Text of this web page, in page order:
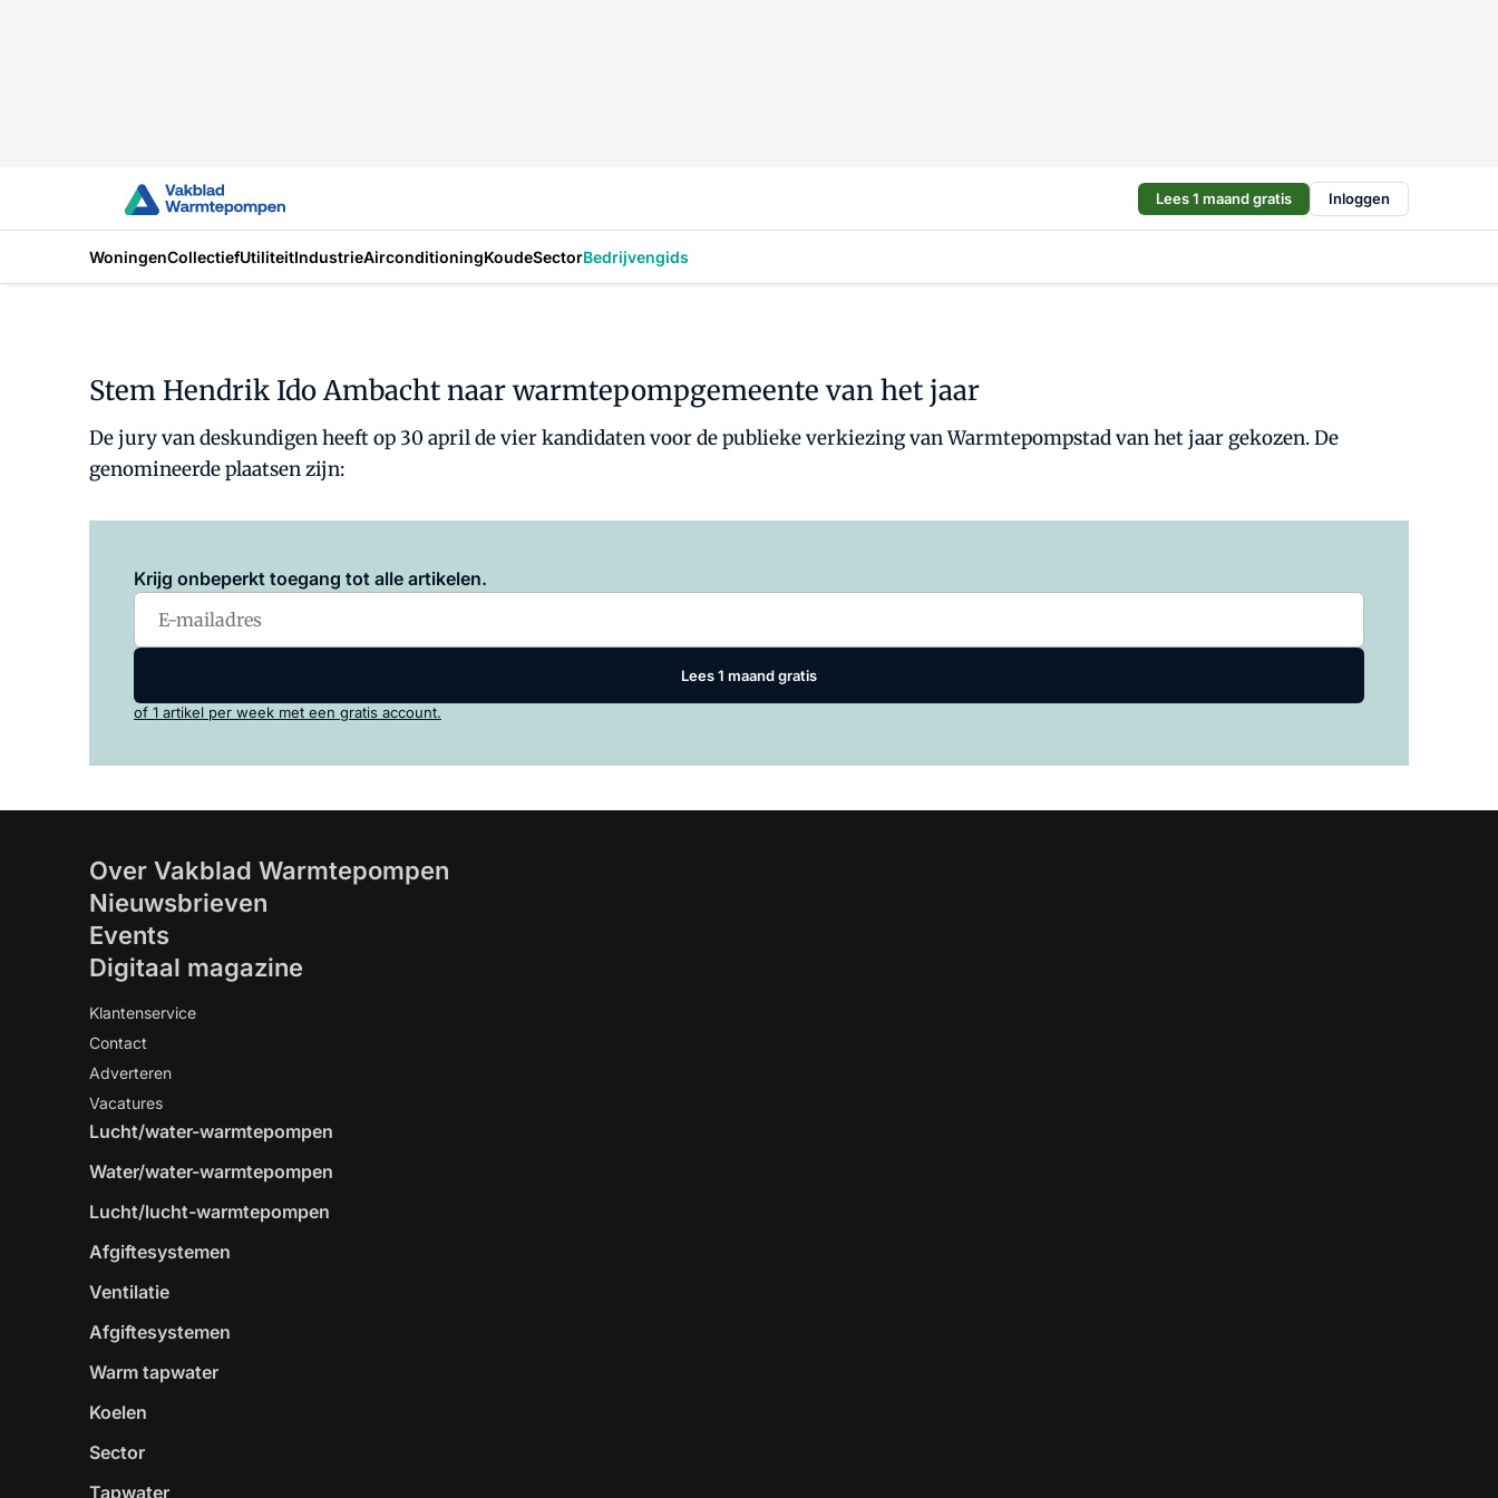
Lees 1 maand gratis Inloggen
WoningenCollectiefUtiliteitIndustrieAirconditioningKoudeSectorBedrijvengids
Stem Hendrik Ido Ambacht naar warmtepompgemeente van het jaar
De jury van deskundigen heeft op 30 april de vier kandidaten voor de publieke verkiezing van Warmtepompstad van het jaar gekozen. De
genomineerde plaatsen zijn:
Krijg onbeperkt toegang tot alle artikelen.
Lees 1 maand gratis
of 1 artikel per week met een gratis account.
Over Vakblad Warmtepompen
Nieuwsbrieven
Events
Digitaal magazine
Klantenservice
Contact
Adverteren
Vacatures
Lucht/water-warmtepompen
Water/water-warmtepompen
Lucht/lucht-warmtepompen
Afgiftesystemen
Ventilatie
Afgiftesystemen
Warm tapwater
Koelen
Sector
Tapwater